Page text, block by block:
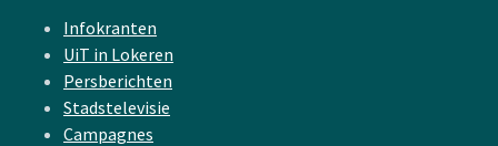
Infokranten
UiT in Lokeren
Persberichten
Stadstelevisie
Campagnes